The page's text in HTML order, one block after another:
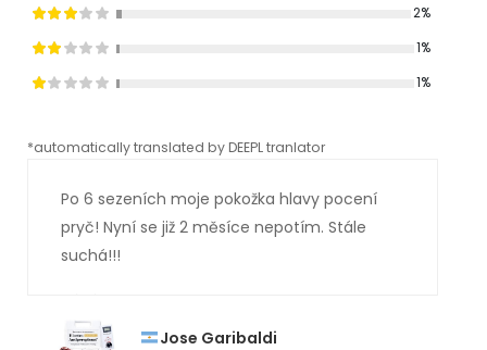
2%
1%
1%
*automatically translated by DEEPL tranlator
Po 6 sezeních moje pokožka hlavy pocení
pryč! Nyní se již 2 měsíce nepotím. Stále
suchá!!!
Jose Garibaldi